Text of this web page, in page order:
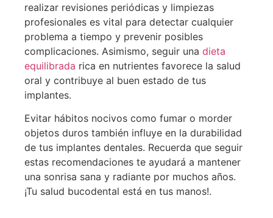
realizar revisiones periódicas y limpiezas
profesionales es vital para detectar cualquier
problema a tiempo y prevenir posibles
complicaciones. Asimismo, seguir una dieta
equilibrada rica en nutrientes favorece la salud
oral y contribuye al buen estado de tus
implantes.
Evitar hábitos nocivos como fumar o morder
objetos duros también influye en la durabilidad
de tus implantes dentales. Recuerda que seguir
estas recomendaciones te ayudará a mantener
una sonrisa sana y radiante por muchos años.
¡Tu salud bucodental está en tus manos!.